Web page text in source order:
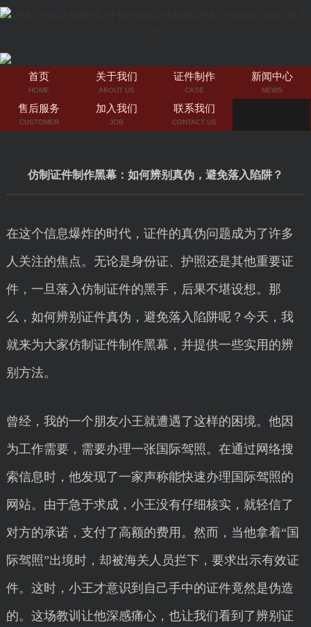
首页
HOME
关于我们
ABOUT US
证件制作
CASE
新闻中心
NEWS
售后服务
CUSTOMER
加入我们
JOB
联系我们
CONTACT US
仿制证件制作黑幕：如何辨别真伪，避免落入陷阱？
在这个信息爆炸的时代，证件的真伪问题成为了许多
人关注的焦点。无论是身份证、护照还是其他重要证
件，一旦落入仿制证件的黑手，后果不堪设想。那
么，如何辨别证件真伪，避免落入陷阱呢？今天，我
就来为大家仿制证件制作黑幕，并提供一些实用的辨
别方法。
曾经，我的一个朋友小王就遭遇了这样的困境。他因
为工作需要，需要办理一张国际驾照。在通过网络搜
索信息时，他发现了一家声称能快速办理国际驾照的
网站。由于急于求成，小王没有仔细核实，就轻信了
对方的承诺，支付了高额的费用。然而，当他拿着“国
际驾照”出境时，却被海关人员拦下，要求出示有效证
件。这时，小王才意识到自己手中的证件竟然是伪造
的。这场教训让他深感痛心，也让我们看到了辨别证